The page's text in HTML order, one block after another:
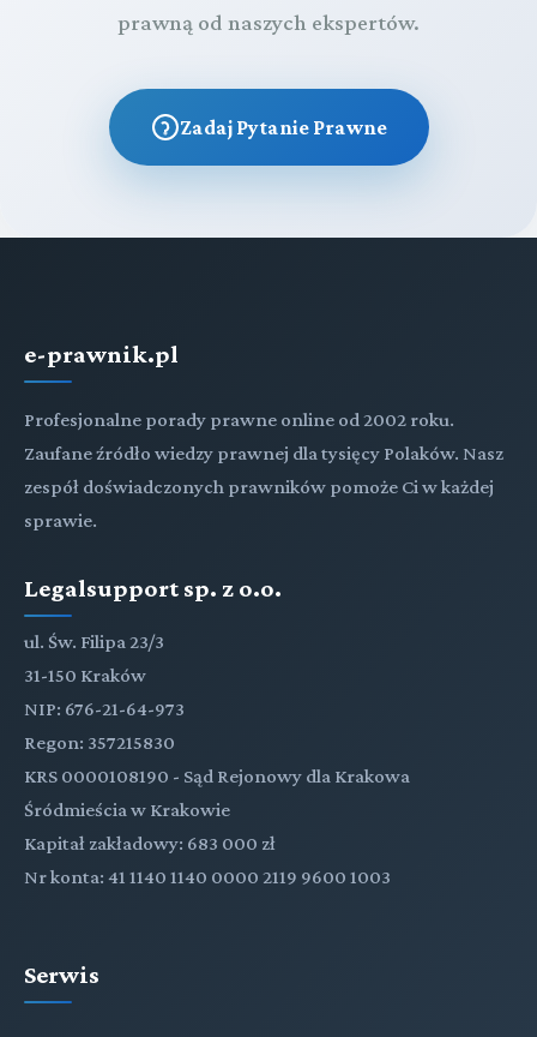
prawną od naszych ekspertów.
Zadaj Pytanie Prawne
e-prawnik.pl
Profesjonalne porady prawne online od 2002 roku.
Zaufane źródło wiedzy prawnej dla tysięcy Polaków. Nasz
zespół doświadczonych prawników pomoże Ci w każdej
sprawie.
Legalsupport sp. z o.o.
ul. Św. Filipa 23/3
31-150 Kraków
NIP: 676-21-64-973
Regon: 357215830
KRS 0000108190 - Sąd Rejonowy dla Krakowa
Śródmieścia w Krakowie
Kapitał zakładowy: 683 000 zł
Nr konta: 41 1140 1140 0000 2119 9600 1003
Serwis